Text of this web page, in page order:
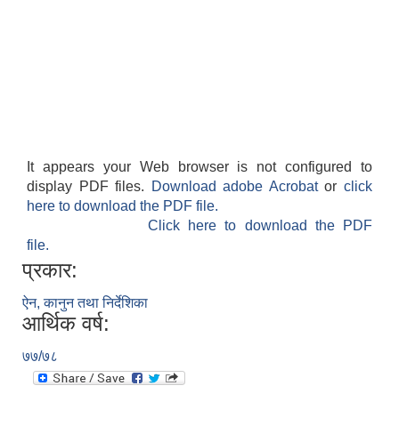
It appears your Web browser is not configured to
display PDF files.
Download adobe Acrobatorclick
here to download the PDF file.
Click here to download the PDF
file.
प्रकार:
ऐन, कानुन तथा निर्देशिका
आर्थिक वर्ष:
७७/७८